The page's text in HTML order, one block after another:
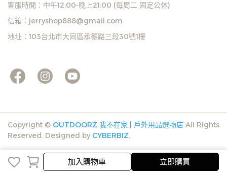
加入購物車 立即購買
客服時間：中午12:00-晚上21:00 (每周二 固定公休)
信箱：jerryshop888@gmail.com
地址：103台北市大同區承德路三段30號1樓
Copyright © OUTDOORZ 我不在家 | 戶外用品選物店 All Rights
Reserved. Designed by CYBERBIZ.